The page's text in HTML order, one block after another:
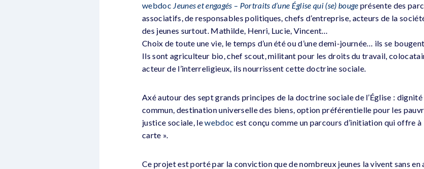
webdoc Jeunes et engagés – Portraits d’une Église qui (se) bouge présente des
associatifs, de responsables politiques, chefs d’entreprise, acteurs de la
des jeunes surtout. Mathilde, Henri, Lucie, Vincent…
Choix de toute une vie, le temps d’un été ou d’une demi-journée… ils se
Ils sont agriculteur bio, chef scout, militant pour les droits du travail,
acteur de l’interreligieux, ils nourrissent cette doctrine sociale.
Axé autour des sept grands principes de la doctrine sociale de l’Église :
commun, destination universelle des biens, option préférentielle pour les
justice sociale, lewebdoc est conçu comme un parcours d’initiation qui offre à
carte ».
Ce projet est porté par la conviction que de nombreux jeunes la vivent sans en